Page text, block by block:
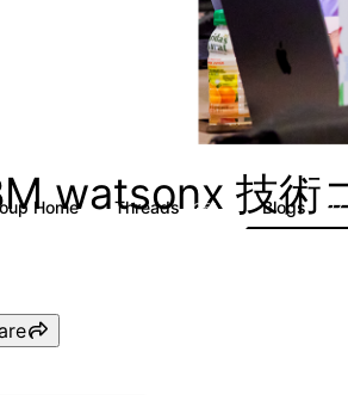
watsonx 技術
Home Threads 351 Blogs 127